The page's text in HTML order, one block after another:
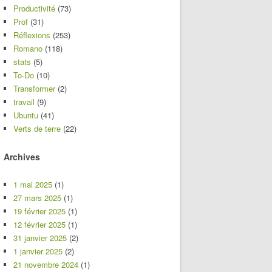
Productivité (73)
Prof (31)
Réflexions (253)
Romano (118)
stats (5)
To-Do (10)
Transformer(2)
travail (9)
Ubuntu (41)
Verts de terre (22)
Archives
1 mai 2025 (1)
27 mars 2025 (1)
19 février 2025 (1)
12 février 2025 (1)
31 janvier 2025 (2)
1 janvier 2025 (2)
21 novembre 2024 (1)